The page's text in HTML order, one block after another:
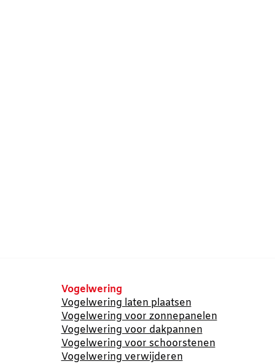
Vogelwering
Vogelwering laten plaatsen
Vogelwering voor zonnepanelen
Vogelwering voor dakpannen
Vogelwering voor schoorstenen
Vogelwering verwijderen